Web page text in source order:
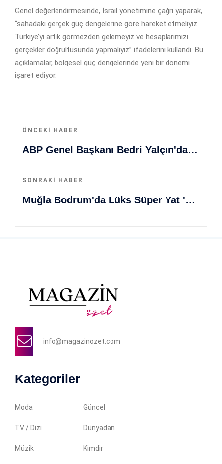
Genel değerlendirmesinde, İsrail yönetimine çağrı yaparak,
“sahadaki gerçek güç dengelerine göre hareket etmeliyiz.
Türkiye’yi artık görmezden gelemeyiz ve hesaplarımızı
gerçekler doğrultusunda yapmalıyız” ifadelerini kullandı. Bu
açıklamalar, bölgesel güç dengelerinde yeni bir dönemi
işaret ediyor.
ÖNCEKI HABER
ABP Genel Başkanı Bedri Yalçın'dan CHP'deki Mahkeme Kararına Yönelik Açıklama
SONRAKI HABER
Muğla Bodrum'da Lüks Süper Yat 'Golden Odyssey' Demirledi
info@magazinozet.com
Kategoriler
Moda Güncel
TV / Dizi Dünyadan
Müzik Kimdir